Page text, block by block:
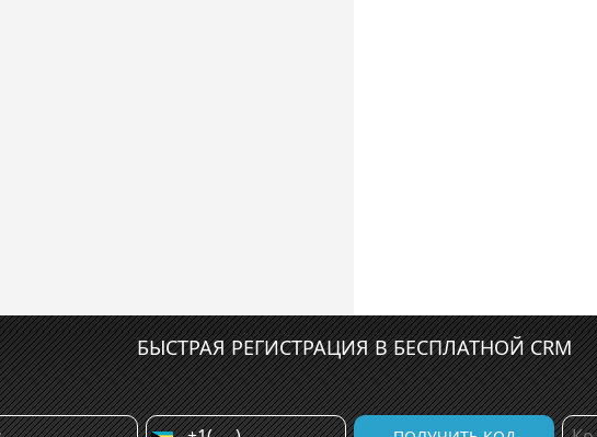
БЫСТРАЯ РЕГИСТРАЦИЯ В БЕСПЛАТНОЙ CRM